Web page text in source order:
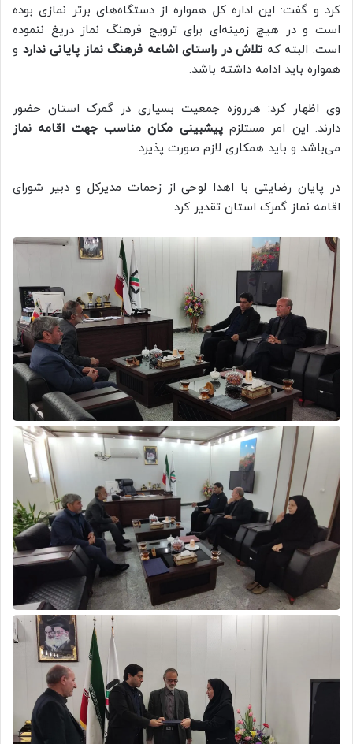
کرد و گفت: این اداره کل همواره از دستگاه‌های برتر نمازی بوده
است و در هیچ زمینه‌ای برای ترویج فرهنگ نماز دریغ ننموده
است. البته که تلاش در راستای اشاعه فرهنگ نماز پایانی ندارد و
همواره باید ادامه داشته باشد.
وی اظهار کرد: هرروزه جمعیت بسیاری در گمرک استان حضور
دارند. این امر مستلزمپیشبینی مکان مناسب جهت اقامه نماز
می‌باشد و باید همکاری لازم صورت پذیرد.
در پایان رضایتی با اهدا لوحی از زحمات مدیرکل و دبیر شورای
اقامه نماز گمرک استان تقدیر کرد.